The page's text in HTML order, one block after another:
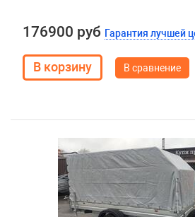
176900 руб Гарантия лучшей
В сравнение